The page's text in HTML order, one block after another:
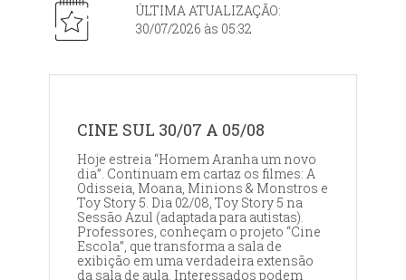
ÚLTIMA ATUALIZAÇÃO:
30/07/2026 às 05:32
CINE SUL 30/07 A 05/08
Hoje estreia “Homem Aranha um novo
dia”. Continuam em cartaz os filmes: A
Odisseia, Moana, Minions & Monstros e
Toy Story 5. Dia 02/08, Toy Story 5 na
Sessão Azul (adaptada para autistas).
Professores, conheçam o projeto “Cine
Escola”, que transforma a sala de
exibição em uma verdadeira extensão
da sala de aula. Interessados podem